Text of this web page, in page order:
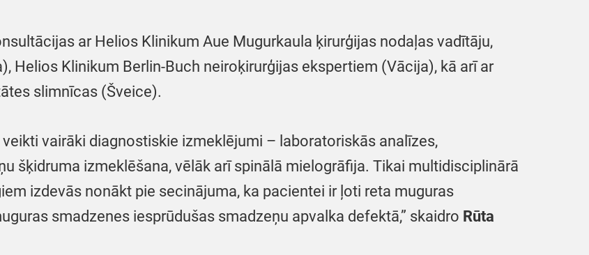
ar Helios Klinikum Aue Mugurkaula ķirurģijas nodaļas vadītāju,
Helios Klinikum Berlin-Buch neiroķirurģijas ekspertiem (Vācija), kā arī ar
slimnīcas (Šveice).
vairāki diagnostiskie izmeklējumi – laboratoriskās analīzes,
šķidruma izmeklēšana, vēlāk arī spinālā mielogrāfija. Tikai multidisciplinārā
izdevās nonākt pie secinājuma, ka pacientei ir ļoti reta muguras
smadzenes iesprūdušas smadzeņu apvalka defektā,” skaidro Rūta